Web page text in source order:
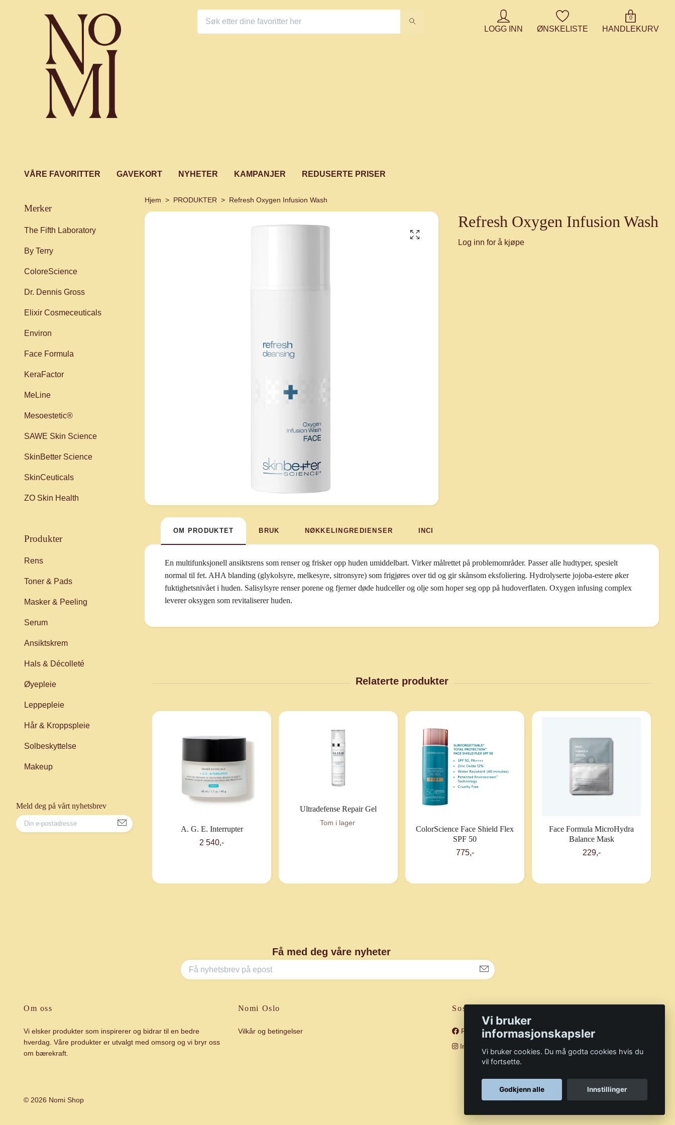
LOGG INN ØNSKELISTE
0
HANDLEKURV
VÅRE FAVORITTER GAVEKORT NYHETER KAMPANJER REDUSERTE PRISER
merker
The Fifth Laboratory
By Terry
ColoreScience
Dr. Dennis Gross
Elixir Cosmeceuticals
Environ
Face Formula
KeraFactor
MeLine
Mesoestetic®
SAWE Skin Science
SkinBetter Science
SkinCeuticals
ZO Skin Health
produkter
Rens
Toner & Pads
Masker & Peeling
Serum
Ansiktskrem
Hals & Décolleté
Øyepleie
Leppepleie
Hår & Kroppspleie
Solbeskyttelse
Makeup
Meld deg på vårt nyhetsbrev
Hjem PRODUKTER Refresh Oxygen Infusion Wash
Refresh Oxygen Infusion Wash
Log inn for å kjøpe
OM PRODUKTET BRUK NØKKELINGREDIENSER INCI
En multifunksjonell ansiktsrens som renser og frisker opp huden umiddelbart. Virker målrettet på problemområder. Passer alle hudtyper, spesielt
normal til fet. AHA blanding (glykolsyre, melkesyre, sitronsyre) som frigjøres over tid og gir skånsom eksfoliering. Hydrolyserte jojoba-estere øker
fuktighetsnivået i huden. Salisylsyre renser porene og fjerner døde hudceller og olje som hoper seg opp på hudoverflaten. Oxygen infusing complex
leverer oksygen som revitaliserer huden.
A. G. E. Interrupter
2 540,-
Ultradefense Repair Gel
Tom i lager
ColorScience Face Shield Flex
SPF 50
775,-
Face Formula MicroHydra
Balance Mask
229,-
Få med deg våre nyheter
Om oss
Vi elsker produkter som inspirerer og bidrar til en bedre
hverdag. Våre produkter er utvalgt med omsorg og vi bryr oss
om bærekraft.
Nomi Oslo
Vilkår og betingelser
Sosiale medier
Facebook
Instagram
© 2026 Nomi Shop
Vi bruker
informasjonskapsler
Vi bruker cookies. Du må godta cookies hvis du
vil fortsette.
Godkjenn alle Innstillinger